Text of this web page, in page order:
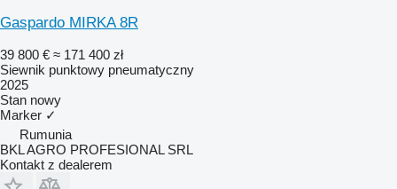
Gaspardo MIRKA 8R
39 800 € ≈ 171 400 zł
Siewnik punktowy pneumatyczny
2025
Stan nowy
Marker ✓
Rumunia
BKL AGRO PROFESIONAL SRL
Kontakt z dealerem